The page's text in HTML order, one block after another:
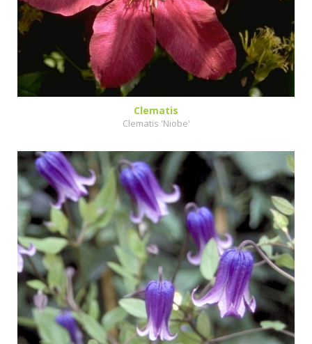
Clematis
Clematis 'Niobe'